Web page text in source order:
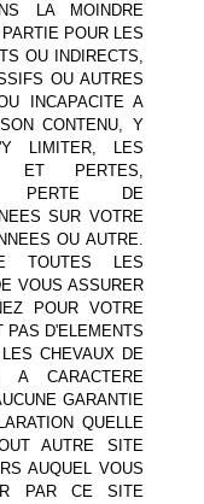
LA MOINDRE
POUR LES
OU INDIRECTS,
OU AUTRES
INCAPACITE A
CONTENU, Y
LIMITER, LES
ET PERTES,
PERTE DE
SUR VOTRE
OU AUTRE.
TOUTES LES
VOUS ASSURER
POUR VOTRE
PAS D'ELEMENTS
CHEVAUX DE
A CARACTERE
GARANTIE
QUELLE
AUTRE SITE
AUQUEL VOUS
PAR CE SITE